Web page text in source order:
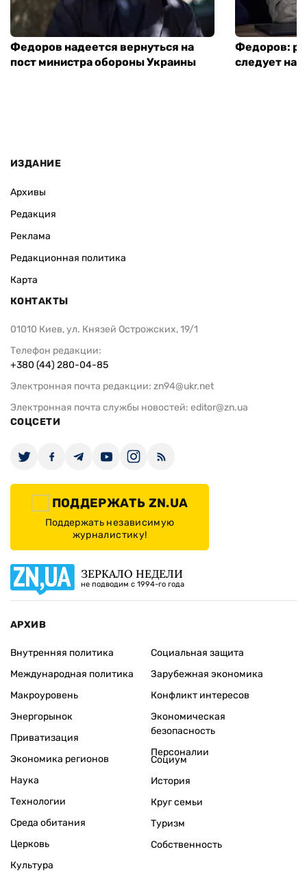
Федоров надеется вернуться на
пост министра обороны Украины
Федоров:
следует
ИЗДАНИЕ
Архивы
Редакция
Реклама
Редакционная политика
Карта
КОНТАКТЫ
01010 Киев, ул. Князей Острожских, 19/1
Телефон редакции:
+380 (44) 280-04-85
Электронная почта редакции: zn94@ukr.net
Электронная почта службы новостей: editor@zn.ua
СОЦСЕТИ
ПОДДЕРЖАТЬ ZN.UA
Поддержать независимую
журналистику!
ЗЕРКАЛО НЕДЕЛИ
не подводим с 1994-го года
АРХИВ
Внутренняя политика
Международная политика
Макроуровень
Энергорынок
Приватизация
Экономика регионов
Социальная защита
Зарубежная экономика
Конфликт интересов
Экономическая
безопасность
Персоналии
Наука
Технологии
Среда обитания
Церковь
Культура
Социум
История
Круг семьи
Туризм
Собственность